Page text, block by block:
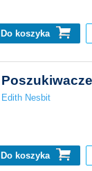
Do koszyka
Edith Nesbit
Do koszyka